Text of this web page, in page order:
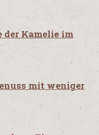
der Kamelie im
mit weniger